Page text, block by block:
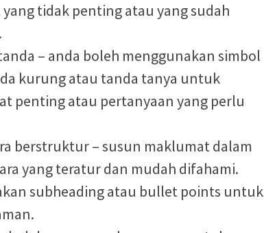
tidak penting atau yang sudah
– anda boleh menggunakan simbol
kurung atau tanda tanya untuk
penting atau pertanyaan yang perlu
berstruktur – susun maklumat dalam
yang teratur dan mudah difahami.
subheading atau bullet points untuk